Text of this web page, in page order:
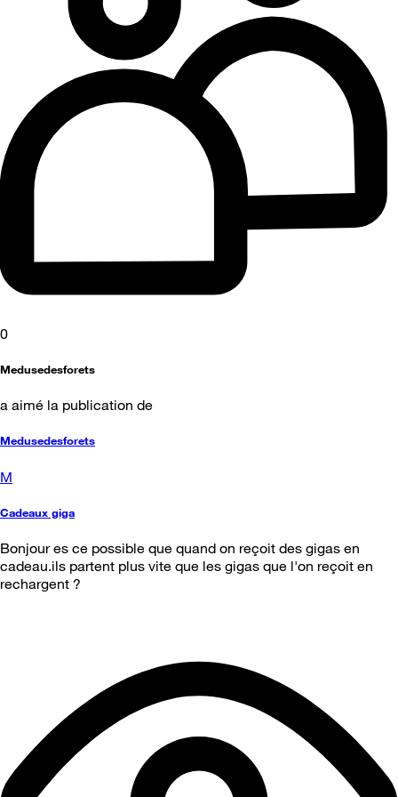
0
Medusedesforets
a aimé la publication de
Medusedesforets
M
Cadeaux giga
Bonjour es ce possible que quand on reçoit des gigas en
cadeau.ils partent plus vite que les gigas que l'on reçoit en
rechargent ?